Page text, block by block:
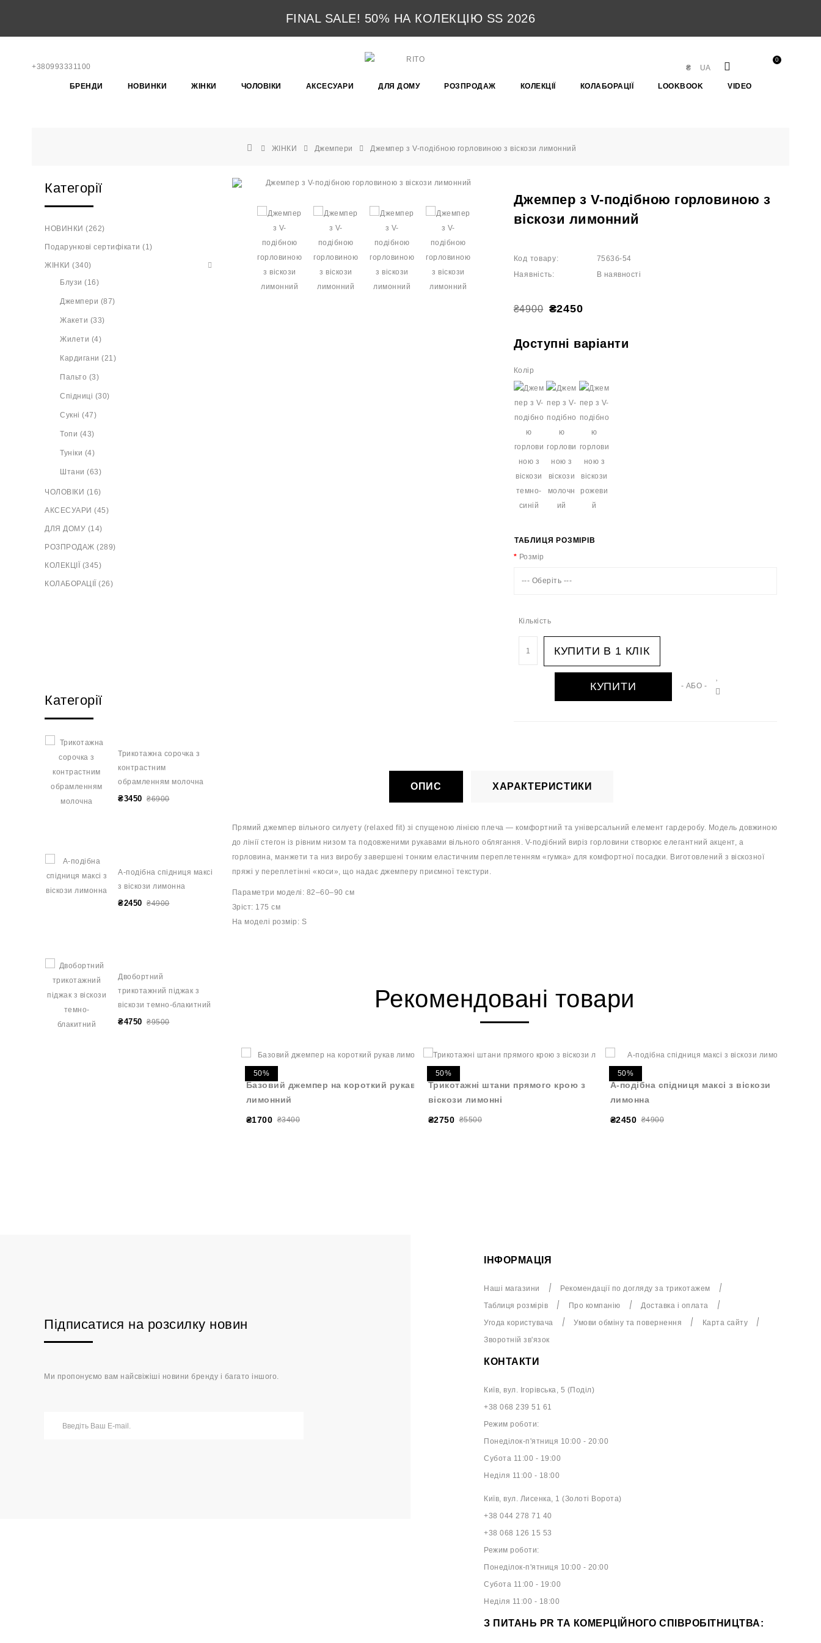
FINAL SALE! 50% НА КОЛЕКЦІЮ SS 2026
0
UA
₴
БРЕНДИ НОВИНКИ ЖІНКИ ЧОЛОВІКИ АКСЕСУАРИ ДЛЯ ДОМУ РОЗПРОДАЖ КОЛЕКЦІЇ КОЛАБОРАЦІЇ LOOKBOOK VIDEO
+380993331100
ЖІНКИ Джемпери Джемпер з V-подібною горловиною з віскози лимонний
Категорії
НОВИНКИ (262)
Подарункові сертифікати (1)
ЖІНКИ (340)
Блузи (16)
Джемпери (87)
Жакети (33)
Жилети (4)
Кардигани (21)
Пальто (3)
Спідниці (30)
Сукні (47)
Топи (43)
Туніки (4)
Штани (63)
ЧОЛОВІКИ (16)
АКСЕСУАРИ (45)
ДЛЯ ДОМУ (14)
РОЗПРОДАЖ (289)
КОЛЕКЦІЇ (345)
КОЛАБОРАЦІЇ (26)
Категорії
Трикотажна сорочка з
контрастним
обрамленням молочна
₴3450 ₴6900
А-подібна спідниця максі
з віскози лимонна
₴2450 ₴4900
Двобортний
трикотажний піджак з
віскози темно-блакитний
₴4750 ₴9500
Джемпер з V-подібною горловиною з
віскози лимонний
Код товару:
7563б-54
Наявність:
В наявності
₴4900 ₴2450
Доступні варіанти
Колір
ТАБЛИЦЯ РОЗМІРІВ
Розмір
--- Оберіть ---
Кількість
КУПИТИ В 1 КЛІК
КУПИТИ - АБО -
ОПИС ХАРАКТЕРИСТИКИ
Прямий джемпер вільного силуету (relaxed fit) зі спущеною лінією плеча — комфортний та універсальний елемент гардеробу. Модель довжиною
до лінії стегон із рівним низом та подовженими рукавами вільного облягання. V-подібний виріз горловини створює елегантний акцент, а
горловина, манжети та низ виробу завершені тонким еластичним переплетенням «гумка» для комфортної посадки. Виготовлений з віскозної
пряжі у переплетінні «коси», що надає джемперу приємної текстури.
Параметри моделі: 82–60–90 см
Зріст: 175 см
На моделі розмір: S
Рекомендовані товари
50%
Базовий джемпер на короткий рукав
лимонний
₴1700 ₴3400
50%
Трикотажні штани прямого крою з
віскози лимонні
₴2750 ₴5500
50%
А-подібна спідниця максі з віскози
лимонна
₴2450 ₴4900
Підписатися на розсилку новин
Ми пропонуємо вам найсвіжіші новини бренду і багато іншого.
ІНФОРМАЦІЯ
Наші магазини
Рекомендації по догляду за трикотажем
Таблиця розмірів
Про компанію
Доставка і оплата
Угода користувача
Умови обміну та повернення
Карта сайту
Зворотній зв'язок
КОНТАКТИ
Київ, вул. Ігорівська, 5 (Поділ)
+38 068 239 51 61
Режим роботи:
Понеділок-п'ятниця 10:00 - 20:00
Субота 11:00 - 19:00
Неділя 11:00 - 18:00
Київ, вул. Лисенка, 1 (Золоті Ворота)
+38 044 278 71 40
+38 068 126 15 53
Режим роботи:
Понеділок-п'ятниця 10:00 - 20:00
Субота 11:00 - 19:00
Неділя 11:00 - 18:00
З ПИТАНЬ PR ТА КОМЕРЦІЙНОГО СПІВРОБІТНИЦТВА: